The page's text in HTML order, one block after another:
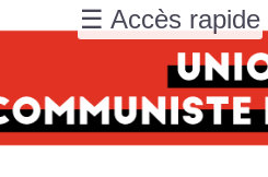
☰ Accès rapide